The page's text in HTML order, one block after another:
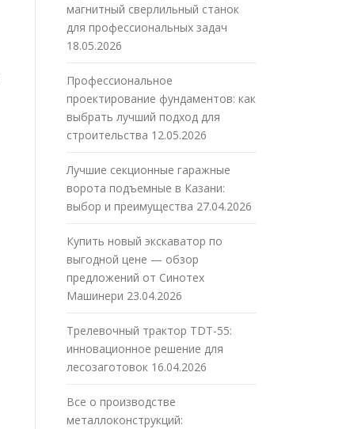
магнитный сверлильный станок
для профессиональных задач
18.05.2026
Профессиональное
проектирование фундаментов: как
выбрать лучший подход для
строительства 12.05.2026
Лучшие секционные гаражные
ворота подъемные в Казани:
выбор и преимущества 27.04.2026
Купить новый экскаватор по
выгодной цене — обзор
предложений от Синотех
Машинери 23.04.2026
Трелевочный трактор TDT-55:
инновационное решение для
лесозаготовок 16.04.2026
Все о производстве
металлоконструкций: